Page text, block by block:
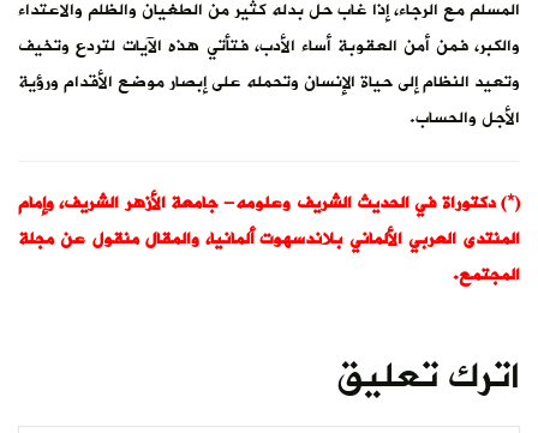
المسلم مع الرجاء، إذا غاب حل بدله كثير من الطغيان والظلم والاعتداء
والكبر، فمن أمن العقوبة أساء الأدب، فتأتي هذه الآيات لتردع وتخيف
وتعيد النظام إلى حياة الإنسان وتحمله على إبصار موضع الأقدام ورؤية
الأجل والحساب.
(*) دكتوراة في الحديث الشريف وعلومه- جامعة الأزهر الشريف، وإمام
المنتدى العربي الألماني بلاندسهوت ألمانيا، والمقال منقول عن مجلة
المجتمع.
اترك تعليق